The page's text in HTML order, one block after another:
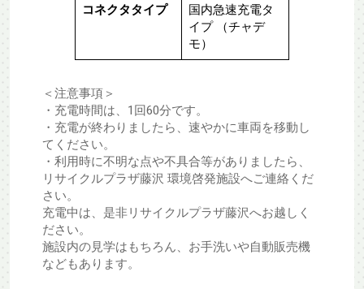
コネクタタイプ
国内急速充電タ
イプ （チャデ
モ）
＜注意事項＞
・充電時間は、1回60分です。
・充電が終わりましたら、速やかに車両を移動し
てください。
・利用時に不明な点や不具合等がありましたら、
リサイクルプラザ藤沢 環境啓発施設へご連絡くだ
さい。
充電中は、是非リサイクルプラザ藤沢へお越しく
ださい。
施設内の見学はもちろん、お手洗いや自動販売機
などもあります。